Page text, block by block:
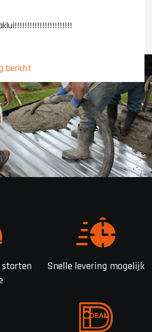
bericht
storten
Snelle levering mogelijk